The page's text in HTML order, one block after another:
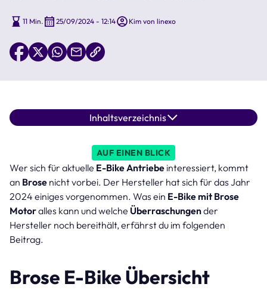
11 Min. 25/09/2024 - 12:14 Kim von linexo
Inhaltsverzeichnis
AUF EINEN BLICK
Wer sich für aktuelle E-Bike Antriebe interessiert, kommt
an Brose nicht vorbei. Der Hersteller hat sich für das Jahr
2024 einiges vorgenommen. Was ein E-Bike mit Brose
Motoralles kann und welche Überraschungender
Hersteller noch bereithält, erfährst du im folgenden
Beitrag.
Brose E-Bike Übersicht